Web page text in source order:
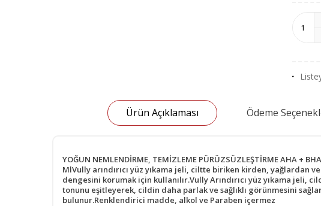
Ürün Açıklaması Ödeme
YOĞUN NEMLENDİRME, TEMİZLEME PÜRÜZSÜZLEŞTİRME AHA +
MlVully arındırıcı yüz yıkama jeli, ciltte biriken kirden, yağlardan
dengesini korumak için kullanılır.Vully Arındırıcı yüz yıkama
tonunu eşitleyerek, cildin daha parlak ve sağlıklı görünmesini
bulunur.Renklendirici madde, alkol ve Paraben içermez